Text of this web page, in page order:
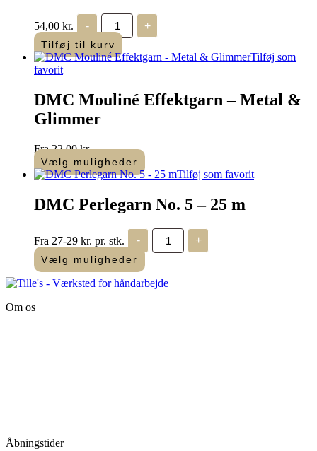
54,00 kr. -
Bockens
hørtråd
-
broderitråd
-
antal
+
Tilføj til kurv
Tilføj som
favorit
DMC Mouliné Effektgarn – Metal &
Glimmer
Fra22,00kr.
Vælg muligheder
Dette
har
flere
Mulighederne
kan
vælges
på
varesiden
Tilføj som favorit
DMC Perlegarn No. 5 – 25 m
Fra 27-29 kr. pr. stk. -
DMC
Perlegarn
No.
25
+
Vælg muligheder
Om os
Åbningstider